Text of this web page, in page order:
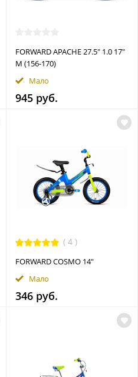
FORWARD APACHE 27.5" 1.0 17"
M (156-170)
Мало
945 руб.
(4)
FORWARD COSMO 14"
Мало
346 руб.